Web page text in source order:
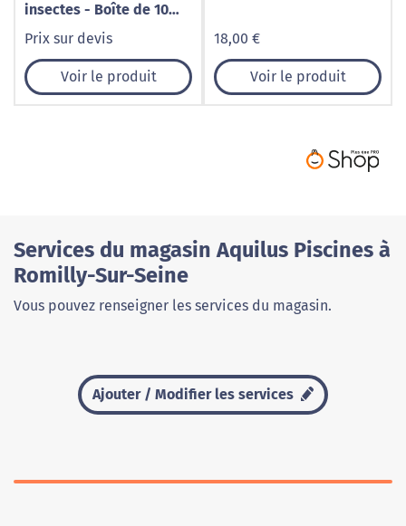
insectes - Boîte de 10
pastilles de 45g
Prix sur devis
Voir le produit
18,00 €
Voir le produit
Services du magasin Aquilus Piscines à
Romilly-Sur-Seine
Vous pouvez renseigner les services du magasin.
Ajouter / Modifier les services